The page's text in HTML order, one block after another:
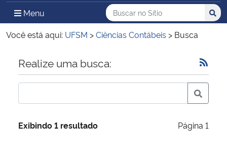
Ministério da Defesa
Ministério das Relações Exteriores
Ministério da Economia
Ministério da Infraestrutura
Menu Menu Principal do Sítio
Busca
Buscar no no Sítio
Busca:
Você está aqui: UFSM >Ciências Contábeis > Busca
Início do conteúdo
Realize uma busca:
Exibindo 1 resultado Página 1